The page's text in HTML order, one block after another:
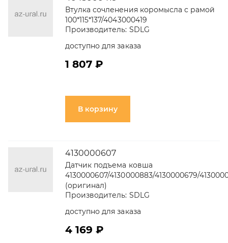
Втулка сочленения коромысла с рамой
100*115*137/4043000419
Производитель: SDLG
доступно для заказа
1 807 ₽
В корзину
4130000607
Датчик подъема ковша
4130000607/4130000883/4130000679/
(оригинал)
Производитель: SDLG
доступно для заказа
4 169 ₽